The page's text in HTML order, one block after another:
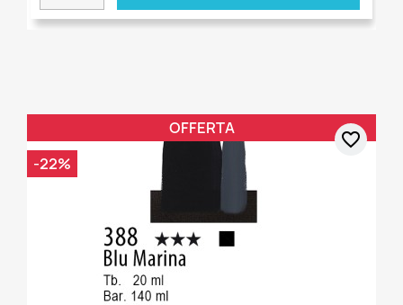
OFFERTA
-22%
favorite_border